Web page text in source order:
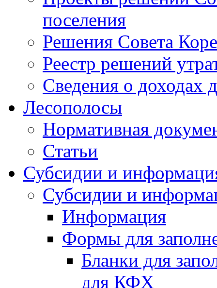
поселения
Решения Совета
Реестр решений
Сведения о доходах
Лесополосы
Нормативная
Статьи
Субсидии и
Субсидии и
Информация
Формы для
Бланки для
для КФХ